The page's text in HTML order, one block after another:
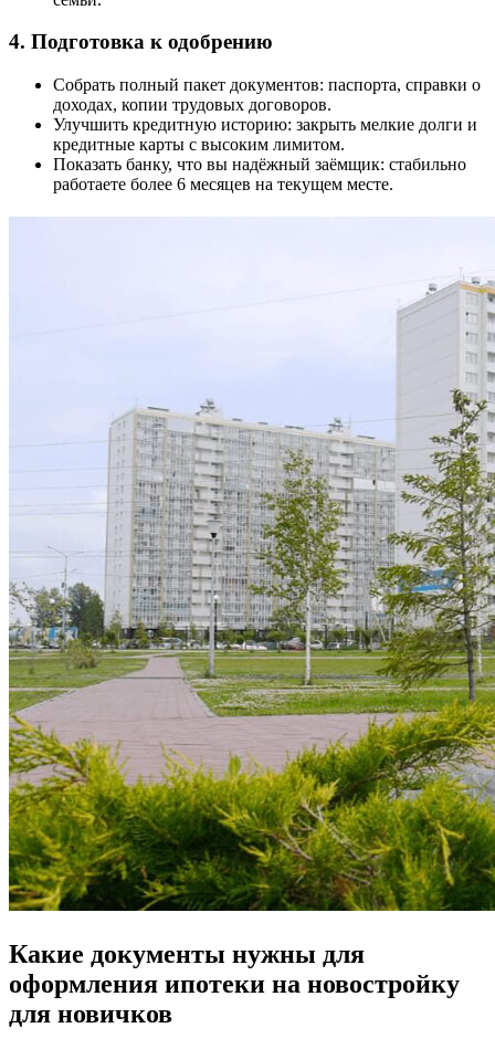
4. Подготовка к одобрению
Собрать полный пакет документов: паспорта, справки о
доходах, копии трудовых договоров.
Улучшить кредитную историю: закрыть мелкие долги и
кредитные карты с высоким лимитом.
Показать банку, что вы надёжный заёмщик: стабильно
работаете более 6 месяцев на текущем месте.
Какие документы нужны для
оформления ипотеки на новостройку
для новичков